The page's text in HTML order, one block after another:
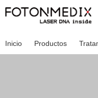
Inicio Productos